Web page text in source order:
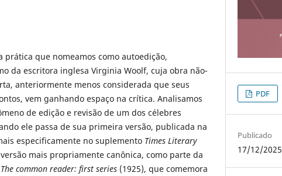
prática que nomeamos como autoedição,
da escritora inglesa Virginia Woolf, cuja obra não-
anteriormente menos considerada que seus
vem ganhando espaço na crítica. Analisamos
de edição e revisão de um dos célebres
ele passa de sua primeira versão, publicada na
especificamente no suplemento Times Literary
mais propriamente canônica, como parte da
The common reader: first series (1925), que comemora
PDF
Publicado
17/12/2025